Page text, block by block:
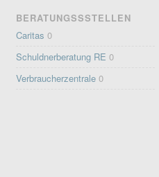
BERATUNGSSSTELLEN
Caritas 0
Schuldnerberatung RE 0
Verbraucherzentrale 0